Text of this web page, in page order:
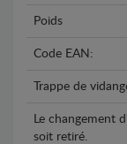
Poids
Code EAN:
Trappe de
Le changement
soit retiré.